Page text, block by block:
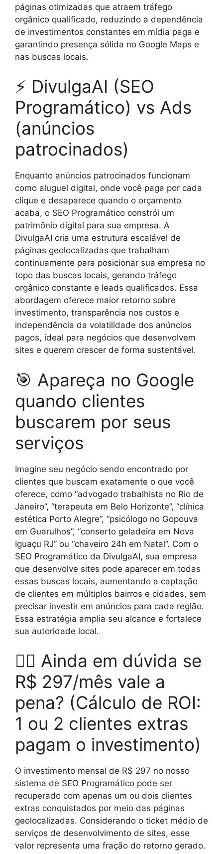
páginas otimizadas que atraem tráfego
orgânico qualificado, reduzindo a dependência
de investimentos constantes em mídia paga e
garantindo presença sólida no Google Maps e
nas buscas locais.
⚡ DivulgaAI (SEO
Programático) vs Ads
(anúncios
patrocinados)
Enquanto anúncios patrocinados funcionam
como aluguel digital, onde você paga por cada
clique e desaparece quando o orçamento
acaba, o SEO Programático constrói um
patrimônio digital para sua empresa. A
DivulgaAI cria uma estrutura escalável de
páginas geolocalizadas que trabalham
continuamente para posicionar sua empresa no
topo das buscas locais, gerando tráfego
orgânico constante e leads qualificados. Essa
abordagem oferece maior retorno sobre
investimento, transparência nos custos e
independência da volatilidade dos anúncios
pagos, ideal para negócios que desenvolvem
sites e querem crescer de forma sustentável.
🎯 Apareça no Google
quando clientes
buscarem por seus
serviços
Imagine seu negócio sendo encontrado por
clientes que buscam exatamente o que você
oferece, como “advogado trabalhista no Rio de
Janeiro”, “terapeuta em Belo Horizonte”, “clínica
estética Porto Alegre”, “psicólogo no Gopouva
em Guarulhos”, “conserto geladeira em Nova
Iguaçu RJ” ou “chaveiro 24h em Natal”. Com o
SEO Programático da DivulgaAI, sua empresa
que desenvolve sites pode aparecer em todas
essas buscas locais, aumentando a captação
de clientes em múltiplos bairros e cidades, sem
precisar investir em anúncios para cada região.
Essa estratégia amplia seu alcance e fortalece
sua autoridade local.
🤷‍♂️ Ainda em dúvida se
R$ 297/mês vale a
pena? (Cálculo de ROI:
1 ou 2 clientes extras
pagam o investimento)
O investimento mensal de R$ 297 no nosso
sistema de SEO Programático pode ser
recuperado com apenas um ou dois clientes
extras conquistados por meio das páginas
geolocalizadas. Considerando o ticket médio de
serviços de desenvolvimento de sites, esse
valor representa uma fração do retorno gerado.